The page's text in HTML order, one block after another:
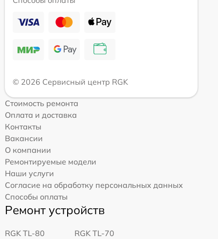
© 2026 Сервисный центр RGK
Стоимость ремонта
Оплата и доставка
Контакты
Вакансии
О компании
Ремонтируемые модели
Наши услуги
Согласие на обработку персональных данных
Способы оплаты
Ремонт устройств
RGK TL-80
RGK TL-70